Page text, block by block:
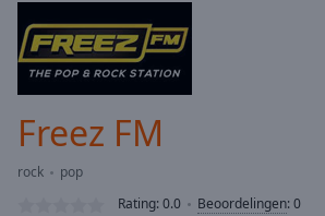
Skip
Forward
Mute
Current
Loaded :
Freez FM
rock
pop
Rating:0.0 Beoordelingen:0